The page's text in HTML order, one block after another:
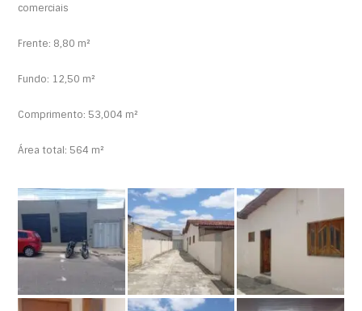
comerciais
Frente: 8,80 m²
Fundo: 12,50 m²
Comprimento: 53,004 m²
Área total: 564 m²